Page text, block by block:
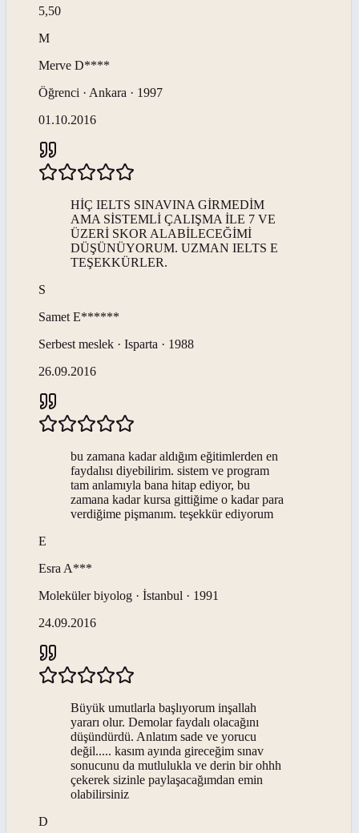
5,50
M
Merve D****
Öğrenci · Ankara · 1997
01.10.2016
HİÇ IELTS SINAVINA GİRMEDİM
AMA SİSTEMLİ ÇALIŞMA İLE 7 VE
ÜZERİ SKOR ALABİLECEĞİMİ
DÜŞÜNÜYORUM. UZMAN IELTS E
TEŞEKKÜRLER.
S
Samet E******
Serbest meslek · Isparta · 1988
26.09.2016
bu zamana kadar aldığım eğitimlerden en
faydalısı diyebilirim. sistem ve program
tam anlamıyla bana hitap ediyor, bu
zamana kadar kursa gittiğime o kadar para
verdiğime pişmanım. teşekkür ediyorum
E
Esra A***
Moleküler biyolog · İstanbul · 1991
24.09.2016
Büyük umutlarla başlıyorum inşallah
yararı olur. Demolar faydalı olacağını
düşündürdü. Anlatım sade ve yorucu
değil..... kasım ayında gireceğim sınav
sonucunu da mutlulukla ve derin bir ohhh
çekerek sizinle paylaşacağımdan emin
olabilirsiniz
D